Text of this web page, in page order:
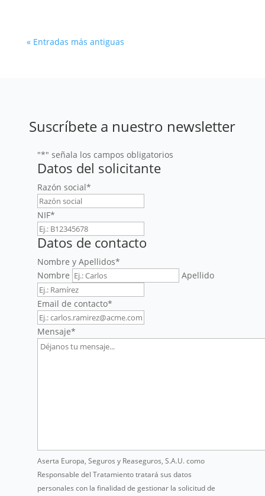
« Entradas más antiguas
Suscríbete a nuestro newsletter
"*" señala los campos obligatorios
Datos del solicitante
Razón social*
NIF*
Datos de contacto
Nombre y Apellidos*
Nombre
Apellido
Email de contacto*
Mensaje*
Aserta Europa, Seguros y Reaseguros, S.A.U. como
Responsable del Tratamiento tratará sus datos
personales con la finalidad de gestionar la solicitud de